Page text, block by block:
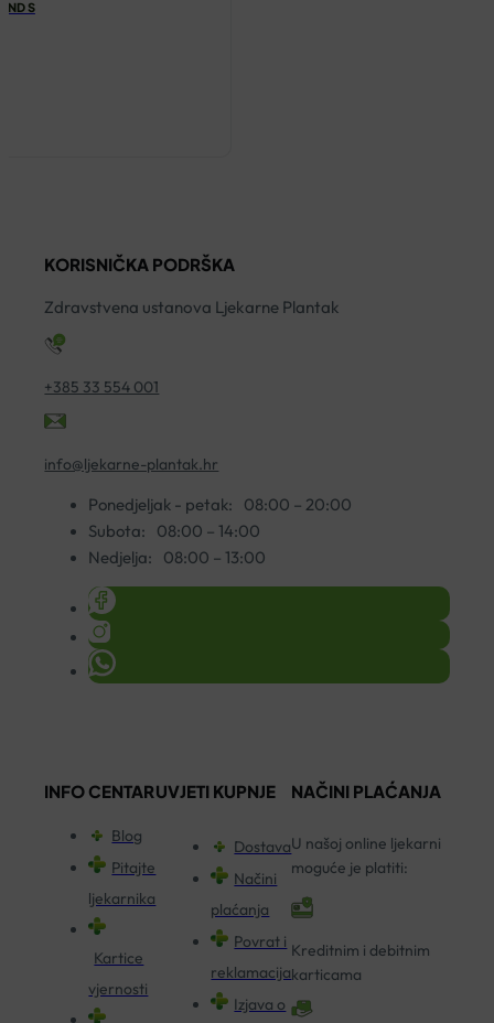
S
KORISNIČKA PODRŠKA
Zdravstvena ustanova Ljekarne Plantak
+385 33 554 001
info@ljekarne-plantak.hr
Ponedjeljak - petak:
08:00 – 20:00
Subota:
08:00 – 14:00
Nedjelja:
08:00 – 13:00
INFO CENTAR
Blog
Pitajte
ljekarnika
Kartice
vjernosti
UVJETI KUPNJE
Dostava
Načini
plaćanja
Povrat i
reklamacija
Izjava o
NAČINI PLAĆANJA
U našoj online ljekarni
moguće je platiti:
Kreditnim i debitnim
karticama